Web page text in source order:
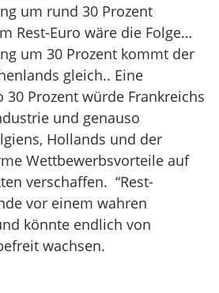
um rund 30 Prozent
Rest-Euro wäre die Folge…
um 30 Prozent kommt der
gleich.. Eine
30 Prozent würde Frankreichs
und genauso
Hollands und der
Wettbewerbsvorteile auf
verschaffen. “Rest-
vor einem wahren
könnte endlich von
wachsen.